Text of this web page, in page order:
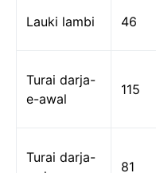
Lauki lambi 46
Turai darja-
e-awal
115
Turai darja-
81